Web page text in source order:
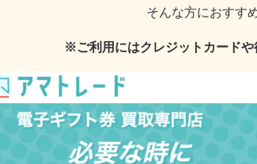
そんな方におすす
※ご利用にはクレジットカード